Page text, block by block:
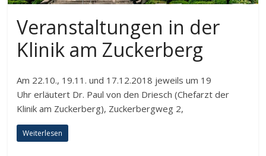
Veranstaltungen in der
Klinik am Zuckerberg
Am 22.10., 19.11. und 17.12.2018 jeweils um 19
Uhr erläutert Dr. Paul von den Driesch (Chefarzt der
Klinik am Zuckerberg), Zuckerbergweg 2,
Weiterlesen